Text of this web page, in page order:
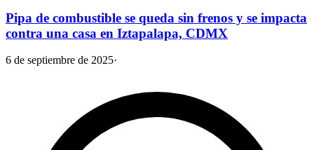
Pipa de combustible se queda sin frenos y se impacta
contra una casa en Iztapalapa, CDMX
6 de septiembre de 2025·